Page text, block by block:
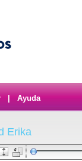
Ayuda
Erika